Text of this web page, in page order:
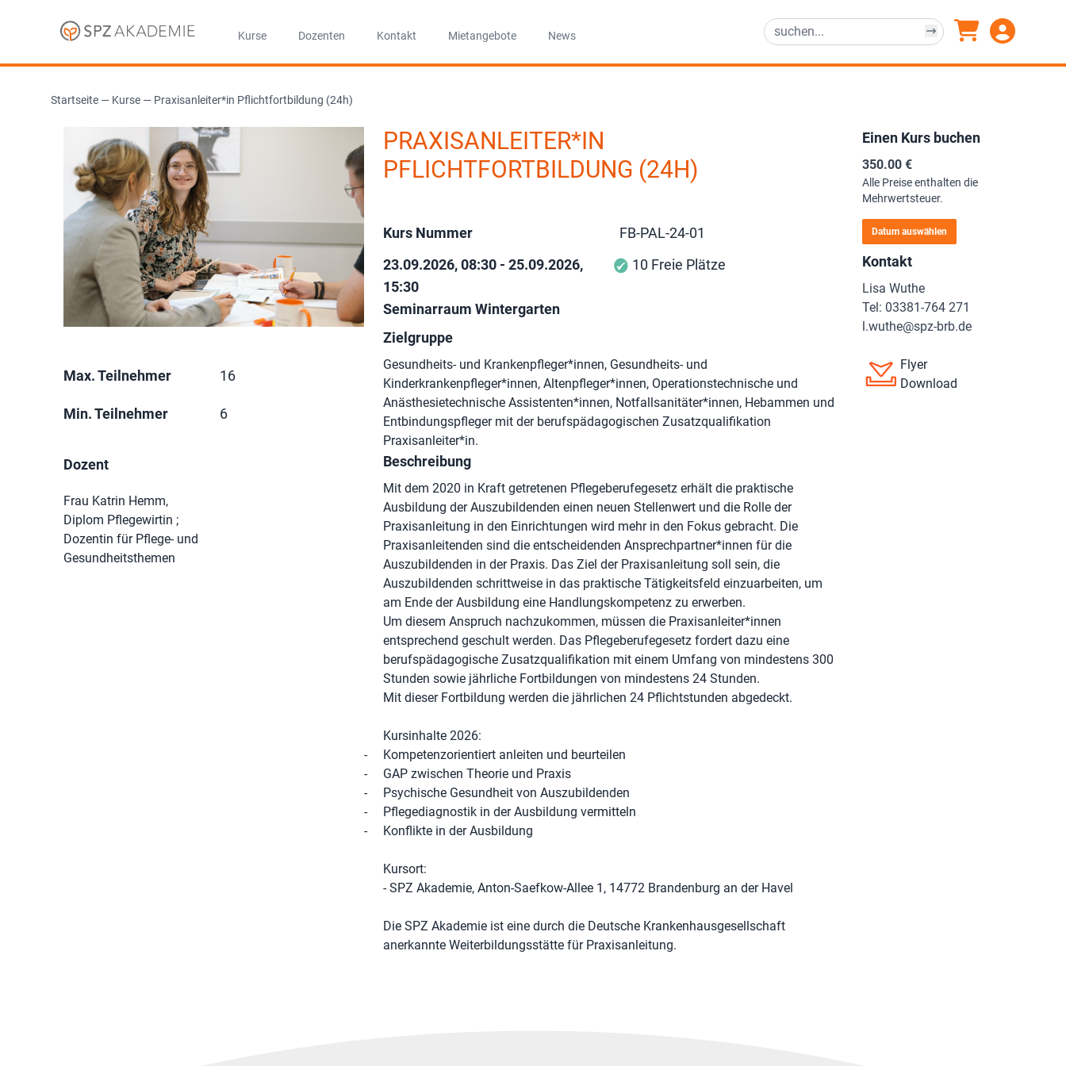
Kurse Dozenten Kontakt Mietangebote News
Startseite — Kurse — Praxisanleiter*in Pflichtfortbildung (24h)
Max. Teilnehmer 16
Min. Teilnehmer 6
Dozent
Frau Katrin Hemm,
Diplom Pflegewirtin ;
Dozentin für Pflege- und
Gesundheitsthemen
PRAXISANLEITER*IN
PFLICHTFORTBILDUNG (24H)
Kurs Nummer
FB-PAL-24-01
23.09.2026, 08:30 - 25.09.2026,
15:30
Seminarraum Wintergarten
10 Freie Plätze
Zielgruppe
Gesundheits- und Krankenpfleger*innen, Gesundheits- und
Kinderkrankenpfleger*innen, Altenpfleger*innen, Operationstechnische und
Anästhesietechnische Assistenten*innen, Notfallsanitäter*innen, Hebammen und
Entbindungspfleger mit der berufspädagogischen Zusatzqualifikation
Praxisanleiter*in.
Beschreibung
Mit dem 2020 in Kraft getretenen Pflegeberufegesetz erhält die praktische
Ausbildung der Auszubildenden einen neuen Stellenwert und die Rolle der
Praxisanleitung in den Einrichtungen wird mehr in den Fokus gebracht. Die
Praxisanleitenden sind die entscheidenden Ansprechpartner*innen für die
Auszubildenden in der Praxis. Das Ziel der Praxisanleitung soll sein, die
Auszubildenden schrittweise in das praktische Tätigkeitsfeld einzuarbeiten, um
am Ende der Ausbildung eine Handlungskompetenz zu erwerben.
Um diesem Anspruch nachzukommen, müssen die Praxisanleiter*innen
entsprechend geschult werden. Das Pflegeberufegesetz fordert dazu eine
berufspädagogische Zusatzqualifikation mit einem Umfang von mindestens 300
Stunden sowie jährliche Fortbildungen von mindestens 24 Stunden.
Mit dieser Fortbildung werden die jährlichen 24 Pflichtstunden abgedeckt.
Kursinhalte 2026:
-
Kompetenzorientiert anleiten und beurteilen
-
GAP zwischen Theorie und Praxis
-
Psychische Gesundheit von Auszubildenden
-
Pflegediagnostik in der Ausbildung vermitteln
-
Konflikte in der Ausbildung
Kursort:
- SPZ Akademie, Anton-Saefkow-Allee 1, 14772 Brandenburg an der Havel
Die SPZ Akademie ist eine durch die Deutsche Krankenhausgesellschaft
anerkannte Weiterbildungsstätte für Praxisanleitung.
Einen Kurs buchen
350.00 €
Alle Preise enthalten die
Mehrwertsteuer.
Datum auswählen
Kontakt
Lisa Wuthe
Tel: 03381-764 271
l.wuthe@spz-brb.de
Flyer
Download